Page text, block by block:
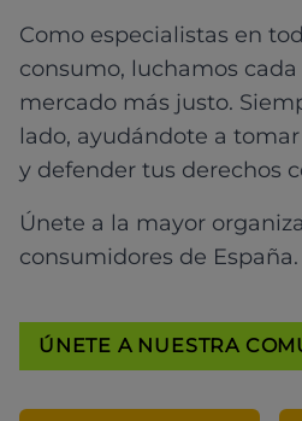
Como especialistas en
consumo, luchamos
mercado más justo.
lado, ayudándote a
y defender tus derechos
Únete a la mayor
consumidores de España.
ÚNETE A NUESTRA